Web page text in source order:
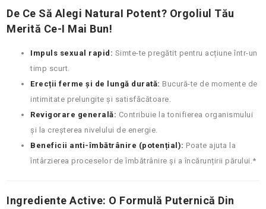
De Ce Să Alegi NaturaI Potent? Orgoliul Tău
Merită Ce-I Mai Bun!
Impuls sexual rapid: Simte-te pregătit pentru acțiune într-un
timp scurt.
Erecții ferme și de lungă durată: Bucură-te de momente de
intimitate prelungite și satisfăcătoare.
Revigorare generală: Contribuie la tonifierea organismului
și la creșterea nivelului de energie.
Beneficii anti-îmbătrânire (potențial): Poate ajuta la
întârzierea proceselor de îmbătrânire și a încărunțirii părului.*
Ingrediente Active: O Formulă Puternică Din